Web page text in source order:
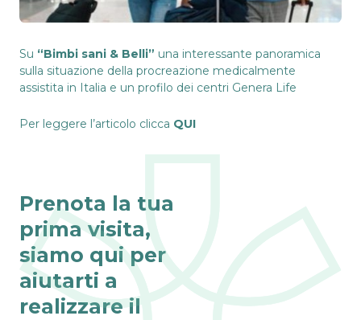
Su “Bimbi sani & Belli” una interessante panoramica
sulla situazione della procreazione medicalmente
assistita in Italia e un profilo dei centri Genera Life
Per leggere l’articolo clicca QUI
Prenota la tua
prima visita,
siamo qui per
aiutarti a
realizzare il